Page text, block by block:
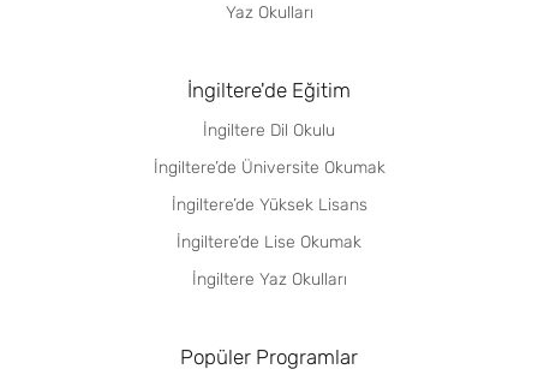
Yaz Okulları
İngiltere'de Eğitim
İngiltere Dil Okulu
İngiltere’de Üniversite Okumak
İngiltere’de Yüksek Lisans
İngiltere’de Lise Okumak
İngiltere Yaz Okulları
Popüler Programlar